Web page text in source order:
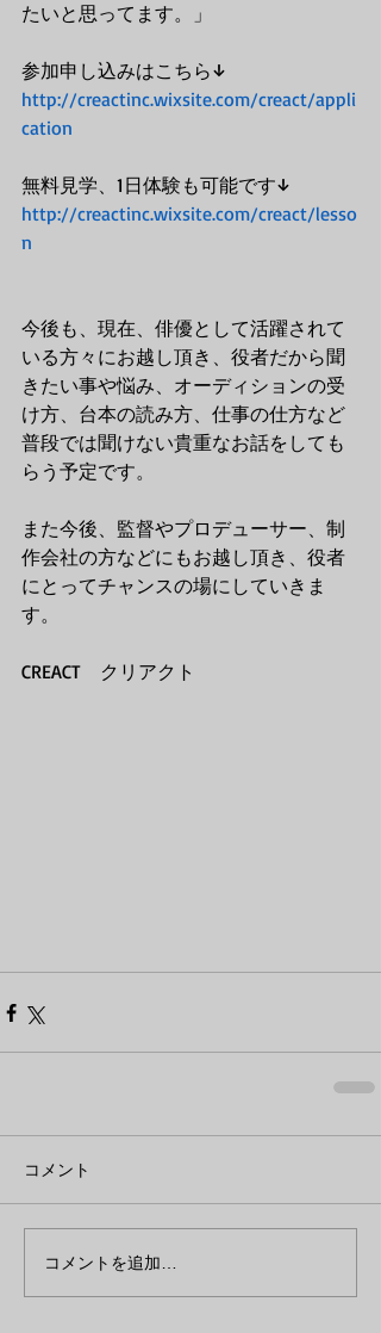
たいと思ってます。」
参加申し込みはこちら↓
http://creactinc.wixsite.com/creact/appli
cation
無料見学、1日体験も可能です↓
http://creactinc.wixsite.com/creact/lesso
n
今後も、現在、俳優として活躍されて
いる方々にお越し頂き、役者だから聞
きたい事や悩み、オーディションの受
け方、台本の読み方、仕事の仕方など
普段では聞けない貴重なお話をしても
らう予定です。
また今後、監督やプロデューサー、制
作会社の方などにもお越し頂き、役者
にとってチャンスの場にしていきま
す。
CREACT　クリアクト
コメント
コメントを追加…